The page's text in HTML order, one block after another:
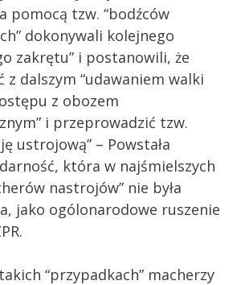
pomocą tzw. “bodźców
dokonywali kolejnego
zakrętu” i postanowili, że
z dalszym “udawaniem walki
z obozem
i przeprowadzić tzw.
ustrojową” – Powstała
która w najśmielszych
nastrojów” nie była
jako ogólonarodowe ruszenie
“przypadkach” macherzy